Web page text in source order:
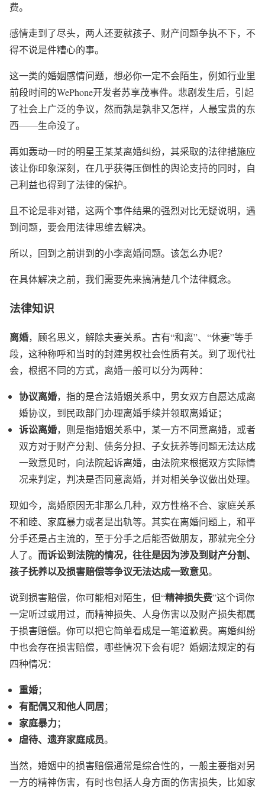
费。
感情走到了尽头，两人还要就孩子、财产问题争执不下，不
得不说是件糟心的事。
这一类的婚姻感情问题，想必你一定不会陌生，例如行业里
前段时间的WePhone开发者苏享茂事件。悲剧发生后，引起
了社会上广泛的争议，然而孰是孰非又怎样，人最宝贵的东
西——生命没了。
再如轰动一时的明星王某某离婚纠纷，其采取的法律措施应
该让你印象深刻，在几乎获得压倒性的舆论支持的同时，自
己利益也得到了法律的保护。
且不论是非对错，这两个事件结果的强烈对比无疑说明，遇
到问题，要会用法律思维去解决。
所以，回到之前讲到的小李离婚问题。该怎么办呢？
在具体解决之前，我们需要先来搞清楚几个法律概念。
法律知识
离婚，顾名思义，解除夫妻关系。古有“和离”、“休妻”等手
段，这种称呼和当时的封建男权社会性质有关。到了现代社
会，根据不同的方式，离婚一般可以分为两种：
协议离婚，指的是合法婚姻关系中，男女双方自愿达成离
婚协议，到民政部门办理离婚手续并领取离婚证；
诉讼离婚，则是指婚姻关系中，某一方不同意离婚，或者
双方对于财产分割、债务分担、子女抚养等问题无法达成
一致意见时，向法院起诉离婚，由法院来根据双方实际情
况来判定，判决是否同意离婚，并对相关争议做出处理。
现如今，离婚原因无非那么几种，双方性格不合、家庭关系
不和睦、家庭暴力或者是出轨等。其实在离婚问题上，和平
分手还是占主流的，至于分手之后能否做朋友，那就完全分
人了。 而诉讼到法院的情况，往往是因为涉及到财产分割、
孩子抚养以及损害赔偿等争议无法达成一致意见。
说到损害赔偿，你可能相对陌生，但“精神损失费”这个词你
一定听过或用过，而精神损失、人身伤害以及财产损失都属
于损害赔偿。你可以把它简单看成是一笔道歉费。离婚纠纷
中也会存在损害赔偿，哪些情况下会有呢？婚姻法规定的有
四种情况：
重婚；
有配偶又和他人同居；
家庭暴力；
虐待、遗弃家庭成员。
当然，婚姻中的损害赔偿通常是综合性的，一般主要指对另
一方的精神伤害，有时也包括人身方面的伤害损失，比如家